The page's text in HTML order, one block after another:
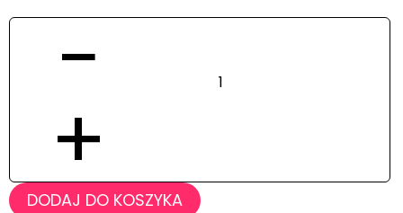
−
+
DODAJ DO KOSZYKA